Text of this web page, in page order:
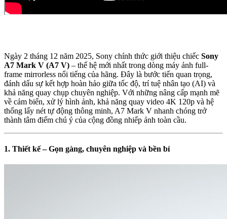
Ngày 2 tháng 12 năm 2025, Sony chính thức giới thiệu chiếc Sony
A7 Mark V (A7 V) – thế hệ mới nhất trong dòng máy ảnh full-
frame mirrorless nổi tiếng của hãng. Đây là bước tiến quan trọng,
đánh dấu sự kết hợp hoàn hảo giữa tốc độ, trí tuệ nhân tạo (AI) và
khả năng quay chụp chuyên nghiệp. Với những nâng cấp mạnh mẽ
về cảm biến, xử lý hình ảnh, khả năng quay video 4K 120p và hệ
thống lấy nét tự động thông minh, A7 Mark V nhanh chóng trở
thành tâm điểm chú ý của cộng đồng nhiếp ảnh toàn cầu.
1. Thiết kế – Gọn gàng, chuyên nghiệp và bền bỉ